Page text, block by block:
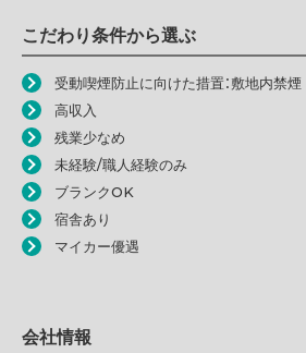
こだわり条件から選ぶ
受動喫煙防止に向けた措置：敷地内禁煙
高収入
残業少なめ
未経験/職人経験のみ
ブランクOK
宿舎あり
マイカー優遇
会社情報